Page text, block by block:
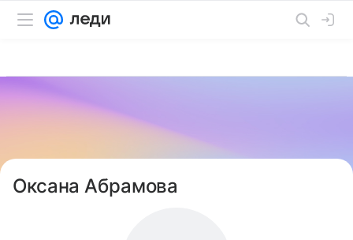
Оксана Абрамова